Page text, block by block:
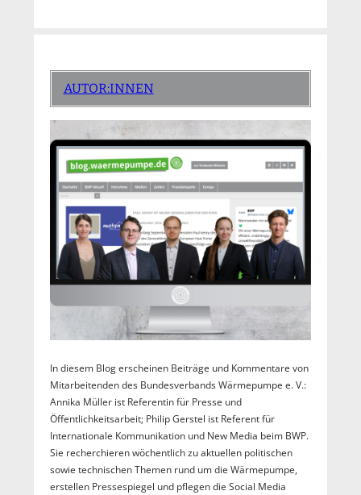
AUTOR:INNEN
In diesem Blog erscheinen Beiträge und Kommentare von
Mitarbeitenden des Bundesverbands Wärmepumpe e. V.:
Annika Müller ist Referentin für Presse und
Öffentlichkeitsarbeit; Philip Gerstel ist Referent für
Internationale Kommunikation und New Media beim BWP.
Sie recherchieren wöchentlich zu aktuellen politischen
sowie technischen Themen rund um die Wärmepumpe,
erstellen Pressespiegel und pflegen die Social Media